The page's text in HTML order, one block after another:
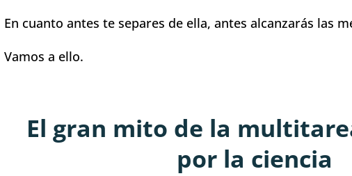
En cuanto antes te separes de ella, antes alcanzarás las
Vamos a ello.
El gran mito de la
por la ciencia